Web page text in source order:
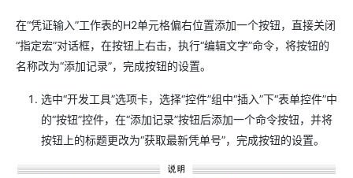
在“凭证输入”工作表的H2单元格偏右位置添加一个按钮，直接关闭
“指定宏”对话框，在按钮上右击，执行“编辑文字”命令，将按钮的
名称改为“添加记录”，完成按钮的设置。
选中“开发工具”选项卡，选择“控件”组中“插入”下“表单控件”中
的“按钮”控件，在“添加记录”按钮后添加一个命令按钮，并将
按钮上的标题更改为“获取最新凭单号”，完成按钮的设置。